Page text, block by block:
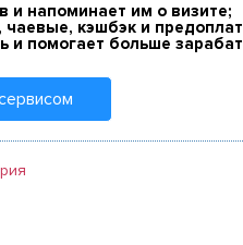
и напоминает им о визите;
чаевые, кэшбэк и
и помогает больше